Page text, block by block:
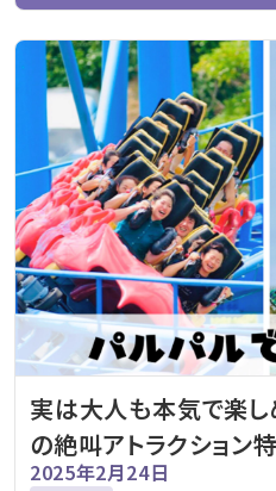
実は大人も本気で楽し
の絶叫アトラクション
2025年2月24日